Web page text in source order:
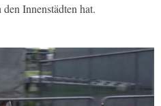
Innenstädten hat.